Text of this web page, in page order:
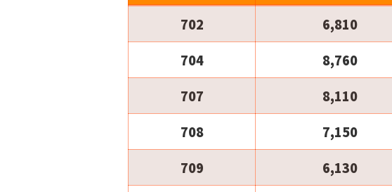
702 6,810
704
8,760
707
8,110
708
7,150
709
6,130